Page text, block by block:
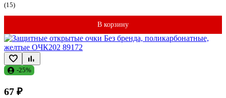
(15)
В корзину
-25%
67 ₽